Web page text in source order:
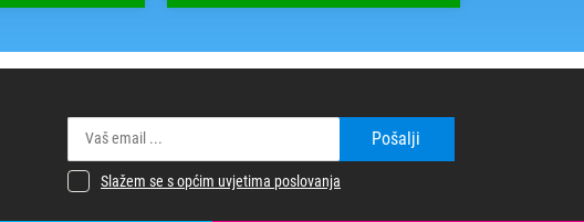
Pošalji
Slažem se s općim uvjetima poslovanja